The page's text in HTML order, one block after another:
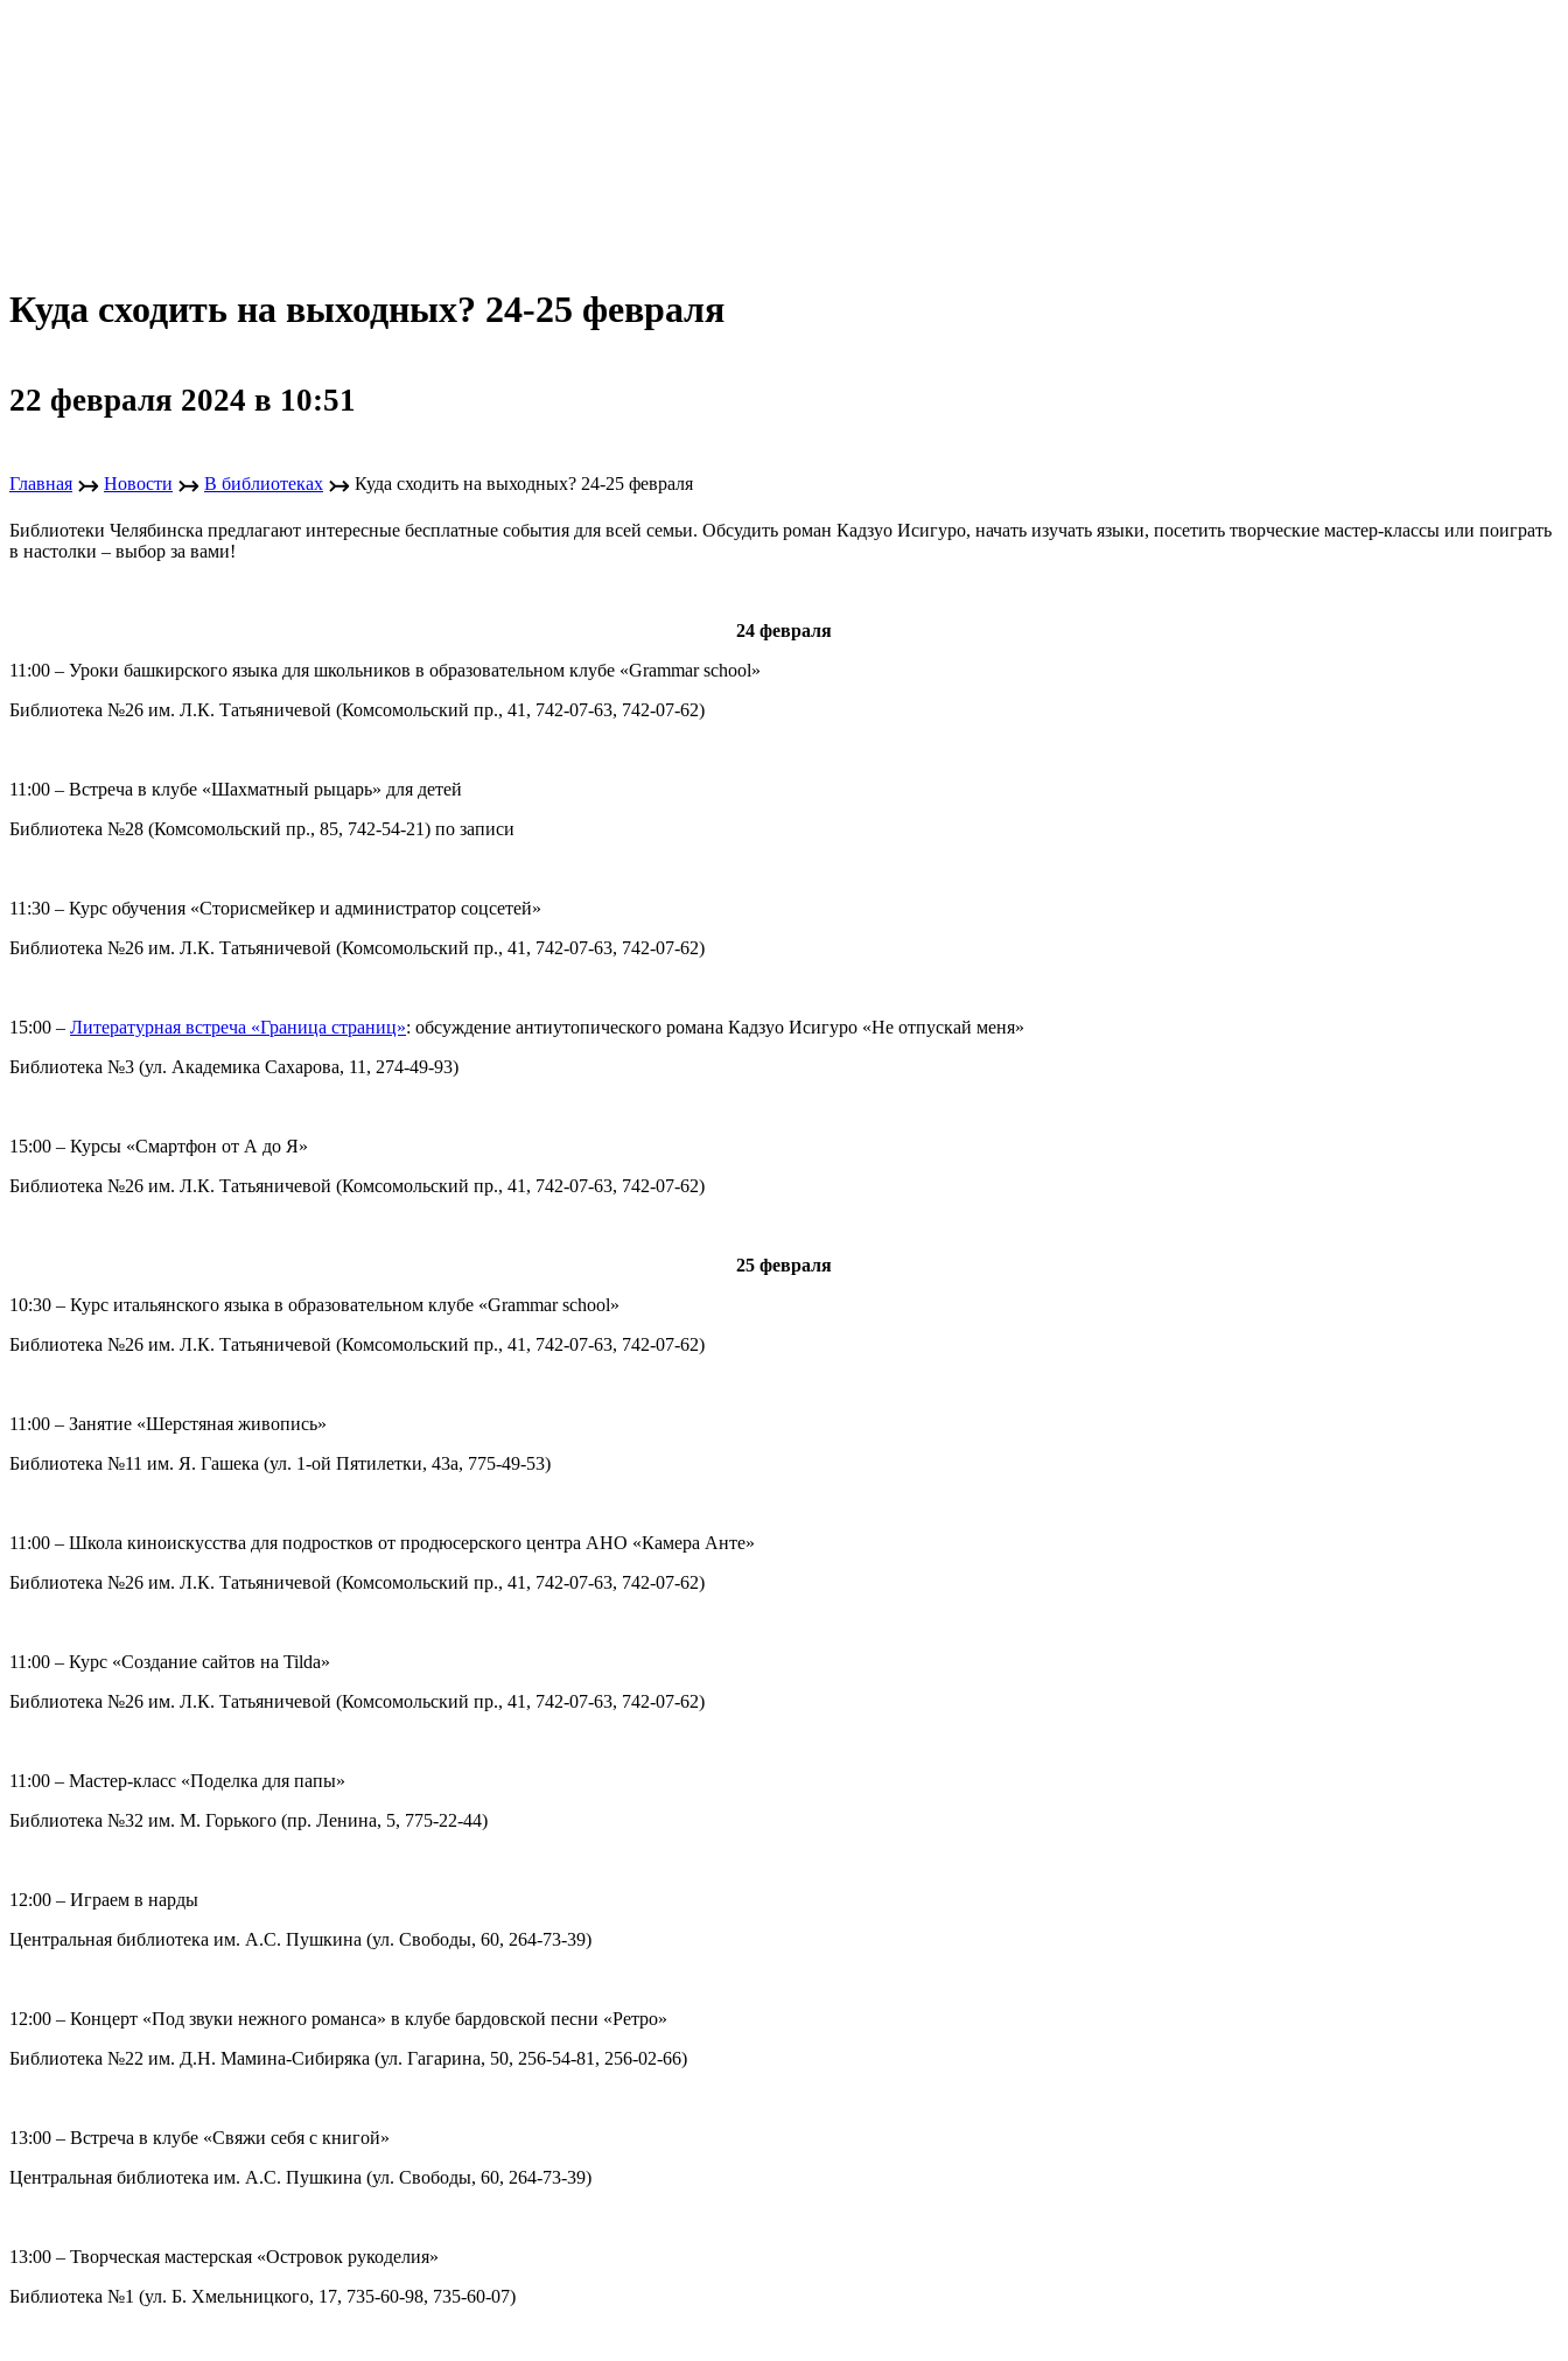
Куда сходить на выходных? 24-25 февраля
22 февраля 2024 в 10:51
Главная ↣ Новости ↣ В библиотеках ↣ Куда сходить на выходных? 24-25 февраля
Библиотеки Челябинска предлагают интересные бесплатные события для всей семьи. Обсудить роман Кадзуо Исигуро, начать изучать языки, посетить творческие мастер-классы или поиграть
в настолки – выбор за вами!
24 февраля
11:00 – Уроки башкирского языка для школьников в образовательном клубе «Grammar school»
Библиотека №26 им. Л.К. Татьяничевой (Комсомольский пр., 41, 742-07-63, 742-07-62)
11:00 – Встреча в клубе «Шахматный рыцарь» для детей
Библиотека №28 (Комсомольский пр., 85, 742-54-21) по записи
11:30 – Курс обучения «Сторисмейкер и администратор соцсетей»
Библиотека №26 им. Л.К. Татьяничевой (Комсомольский пр., 41, 742-07-63, 742-07-62)
15:00 – Литературная встреча «Граница страниц»: обсуждение антиутопического романа Кадзуо Исигуро «Не отпускай меня»
Библиотека №3 (ул. Академика Сахарова, 11, 274-49-93)
15:00 – Курсы «Смартфон от А до Я»
Библиотека №26 им. Л.К. Татьяничевой (Комсомольский пр., 41, 742-07-63, 742-07-62)
25 февраля
10:30 – Курс итальянского языка в образовательном клубе «Grammar school»
Библиотека №26 им. Л.К. Татьяничевой (Комсомольский пр., 41, 742-07-63, 742-07-62)
11:00 – Занятие «Шерстяная живопись»
Библиотека №11 им. Я. Гашека (ул. 1-ой Пятилетки, 43а, 775-49-53)
11:00 – Школа киноискусства для подростков от продюсерского центра АНО «Камера Анте»
Библиотека №26 им. Л.К. Татьяничевой (Комсомольский пр., 41, 742-07-63, 742-07-62)
11:00 – Курс «Создание сайтов на Tilda»
Библиотека №26 им. Л.К. Татьяничевой (Комсомольский пр., 41, 742-07-63, 742-07-62)
11:00 – Мастер-класс «Поделка для папы»
Библиотека №32 им. М. Горького (пр. Ленина, 5, 775-22-44)
12:00 – Играем в нарды
Центральная библиотека им. А.С. Пушкина (ул. Свободы, 60, 264-73-39)
12:00 – Концерт «Под звуки нежного романса» в клубе бардовской песни «Ретро»
Библиотека №22 им. Д.Н. Мамина-Сибиряка (ул. Гагарина, 50, 256-54-81, 256-02-66)
13:00 – Встреча в клубе «Свяжи себя с книгой»
Центральная библиотека им. А.С. Пушкина (ул. Свободы, 60, 264-73-39)
13:00 – Творческая мастерская «Островок рукоделия»
Библиотека №1 (ул. Б. Хмельницкого, 17, 735-60-98, 735-60-07)